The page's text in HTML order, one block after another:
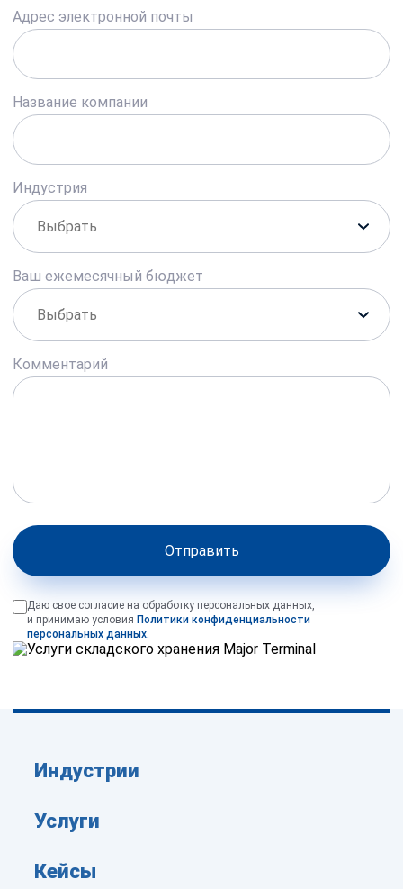
Адрес электронной почты
Название компании
Индустрия
Ваш ежемесячный бюджет
Комментарий
Отправить
Даю свое согласие на обработку персональных данных,
и принимаю условия Политики конфиденциальности
персональных данных.
Индустрии
Услуги
Кейсы